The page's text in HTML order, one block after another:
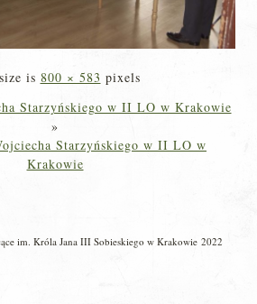
is 800 × 583 pixels
Starzyńskiego w II LO w Krakowie
»
Starzyńskiego w II LO w
Krakowie
im. Króla Jana III Sobieskiego w Krakowie 2022